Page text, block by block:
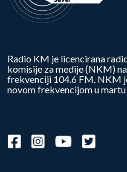
Radio KM je licencirana
komisije za medije (NKM)
frekvenciji 104.6 FM. NKM
novom frekvencijom u